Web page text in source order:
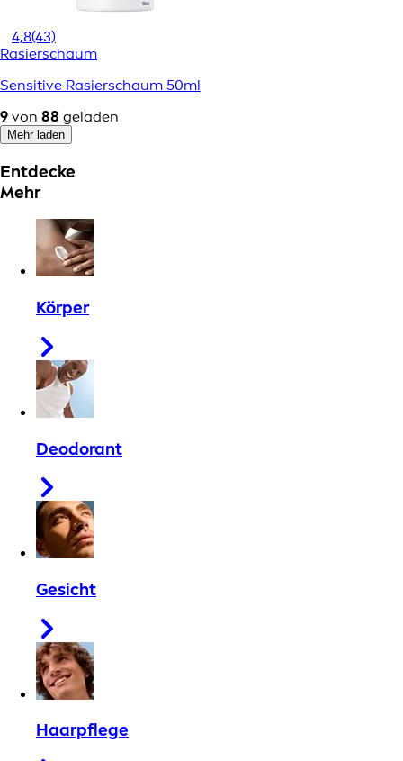
4,8(43)
Rasierschaum
Sensitive Rasierschaum 50ml
9 von 88 geladen
Mehr laden
Entdecke
Mehr
Körper
Deodorant
Gesicht
Haarpflege